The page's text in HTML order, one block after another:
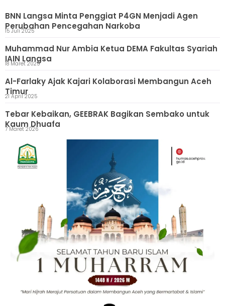
BNN Langsa Minta Penggiat P4GN Menjadi Agen
Perubahan Pencegahan Narkoba
15 Juli 2025
Muhammad Nur Ambia Ketua DEMA Fakultas Syariah
IAIN Langsa
18 Maret 2025
Al-Farlaky Ajak Kajari Kolaborasi Membangun Aceh
Timur21 April 2025
Tebar Kebaikan, GEEBRAK Bagikan Sembako untuk
Kaum Dhuafa
7 Maret 2026